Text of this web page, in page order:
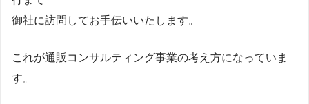
御社に訪問してお手伝いいたします。
これが通販コンサルティング事業の考え方になっていま
す。